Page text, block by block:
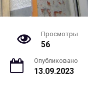
Просмотры
56
Опубликовано
13.09.2023